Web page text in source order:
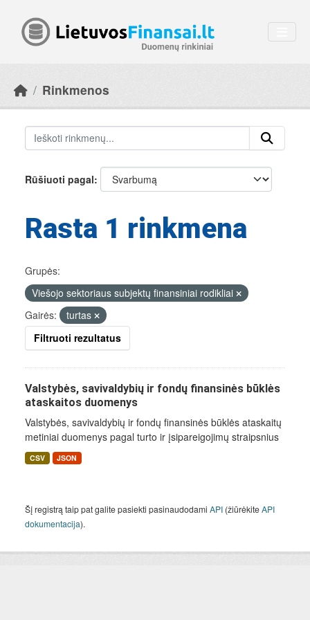
Rinkmenos
Rūšiuoti pagal
Rasta 1 rinkmena
Grupės:
Viešojo sektoriaus subjektų finansiniai rodikliai
Gairės:
turtas
Filtruoti rezultatus
Valstybės, savivaldybių ir fondų finansinės būklės
ataskaitos duomenys
Valstybės, savivaldybių ir fondų finansinės būklės ataskaitų
metiniai duomenys pagal turto ir įsipareigojimų straipsnius
CSV JSON
Šį registrą taip pat galite pasiekti pasinaudodami API (žiūrėkiteAPI
dokumentacija).